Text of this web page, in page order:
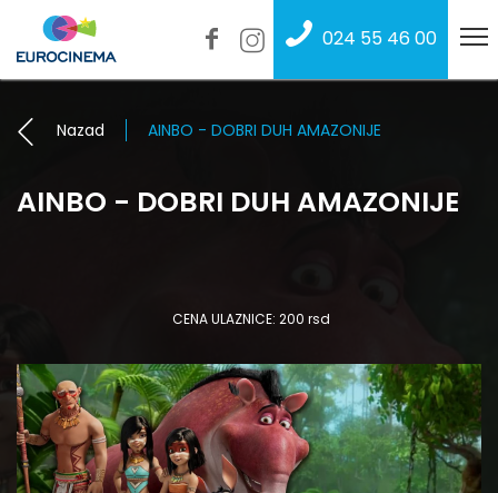
024 55 46 00
Nazad AINBO - DOBRI DUH AMAZONIJE
AINBO - DOBRI DUH AMAZONIJE
CENA ULAZNICE: 200 rsd